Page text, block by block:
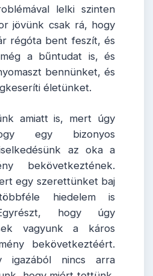
lelki szinten
jövünk csak rá, hogy
régóta bent feszít, és
a bűntudat is, és
bennünket, és
életünket.
amiatt is, mert úgy
egy bizonyos
az oka a
bekövetkeztének.
egy szerettünket baj
hiedelem is
hogy úgy
vagyunk a káros
bekövetkeztéért.
igazából nincs arra